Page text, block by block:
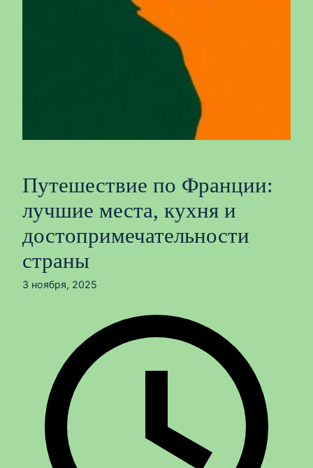
Путешествие по Франции:
лучшие места, кухня и
достопримечательности
страны
3 ноября, 2025